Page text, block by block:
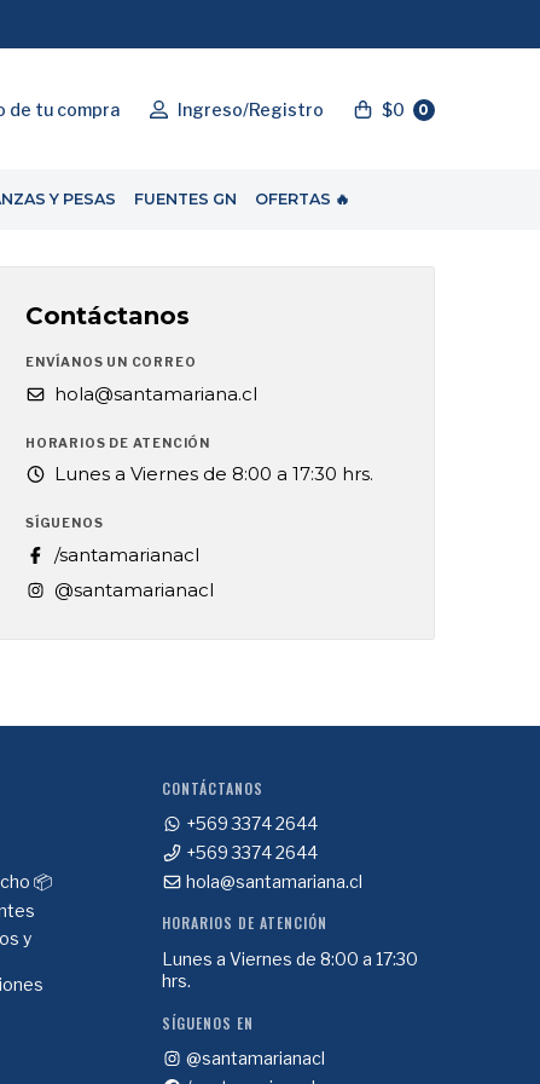
de tu compra Ingreso/Registro $0 0
Y PESAS FUENTES GN OFERTAS 🔥
Contáctanos
ENVÍANOS UN CORREO
hola@santamariana.cl
HORARIOS DE ATENCIÓN
Lunes a Viernes de 8:00 a 17:30 hrs.
SÍGUENOS
/santamarianacl
@santamarianacl
📦
y
CONTÁCTANOS
+569 3374 2644
+569 3374 2644
hola@santamariana.cl
HORARIOS DE ATENCIÓN
Lunes a Viernes de 8:00 a 17:30
hrs.
SÍGUENOS EN
@santamarianacl